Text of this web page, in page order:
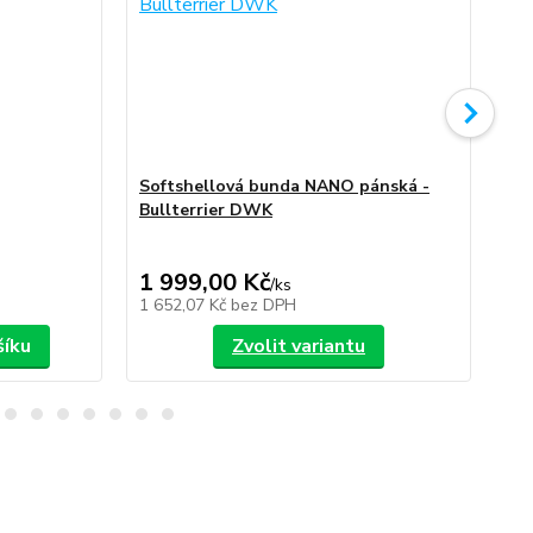
Softshellová bunda NANO pánská -
Bullterrier DWK
1 999,00 Kč/ks
1 652,07 Kč bez DPH
Zvolit variantu